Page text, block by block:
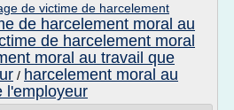
de victime de harcelement
de harcelement moral au
de harcelement moral
moral au travail que
/ harcelement moral au
l'employeur